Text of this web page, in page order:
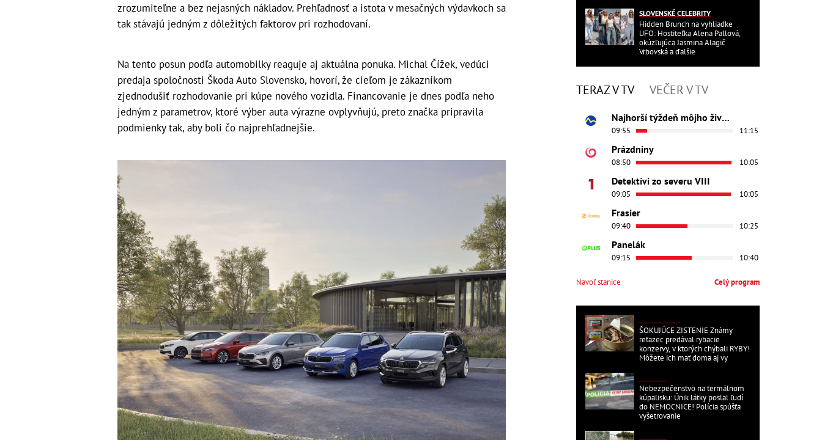
zrozumiteľne a bez nejasných nákladov. Prehľadnosť a istota v mesačných výdavkoch sa
tak stávajú jedným z dôležitých faktorov pri rozhodovaní.
Na tento posun podľa automobilky reaguje aj aktuálna ponuka. Michal Čížek, vedúci
predaja spoločnosti Škoda Auto Slovensko, hovorí, že cieľom je zákazníkom
zjednodušiť rozhodovanie pri kúpe nového vozidla. Financovanie je dnes podľa neho
jedným z parametrov, ktoré výber auta výrazne ovplyvňujú, preto značka pripravila
podmienky tak, aby boli čo najprehľadnejšie.
SLOVENSKÉ CELEBRITY
Hidden Brunch na vyhliadke
UFO: Hostiteľka Alena Pallová,
okúzľujúca Jasmina Alagič
Vrbovská a ďalšie
TERAZ V TV VEČER V TV
Najhorší týždeň môjho života
09:55 11:15
Prázdniny
08:50 10:05
Detektívi zo severu VIII
09:05 10:05
Frasier
09:40 10:25
Panelák
09:15 10:40
Navoľ stanice Celý program
ŠOKUJÚCE ZISTENIE Známy
reťazec predával rybacie
konzervy, v ktorých chýbali RYBY!
Môžete ich mať doma aj vy
Nebezpečenstvo na termálnom
kúpalisku: Únik látky poslal ľudí
do NEMOCNICE! Polícia spúšťa
vyšetrovanie